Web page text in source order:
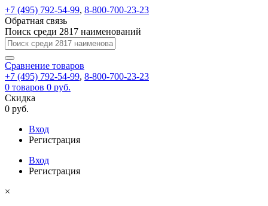
+7 (495) 792-54-99, 8-800-700-23-23
Обратная связь
Поиск среди 2817 наименований
Сравнение товаров
+7 (495) 792-54-99, 8-800-700-23-23
0 товаров 0 руб.
Скидка
0 руб.
Вход
Регистрация
Вход
Регистрация
×